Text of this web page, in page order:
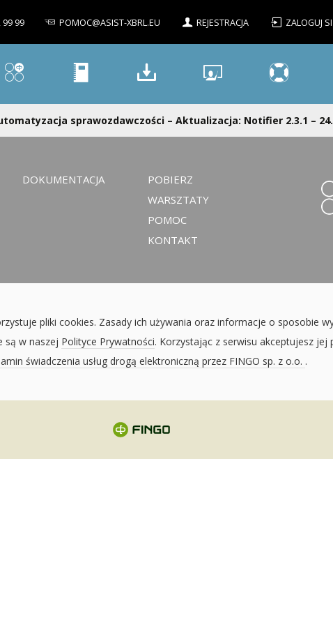
99 99 POMOC@ASIST-XBRL.EU REJESTRACJA ZALOGUJ
sprawozdawczości – Aktualizacja: Notifier 2.3.1 –
DOKUMENTACJA
POBIERZ
WARSZTATY
POMOC
KONTAKT
pliki cookies. Zasady ich używania oraz informacje o sposobie
są w naszej Polityce Prywatności. Korzystając z serwisu akceptujesz jej
świadczenia usług drogą elektroniczną przez FINGO sp. z o.o. .